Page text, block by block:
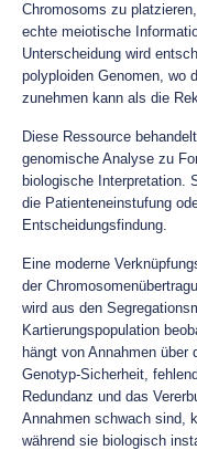
Chromosoms zu
echte meiotische
Unterscheidung wird
polyploiden Genomen, wo
zunehmen kann als die
Diese Ressource
genomische Analyse zu
biologische Interpretation.
die Patienteneinstufung
Entscheidungsfindung.
Eine moderne
der
wird aus den
Kartierungspopulation
hängt von Annahmen über
Genotyp-Sicherheit,
Redundanz und das
Annahmen schwach sind,
während sie biologisch